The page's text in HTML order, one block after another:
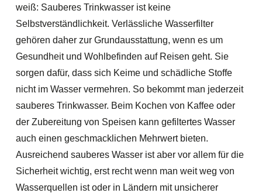
weiß: Sauberes Trinkwasser ist keine
Selbstverständlichkeit. Verlässliche Wasserfilter
gehören daher zur Grundausstattung, wenn es um
Gesundheit und Wohlbefinden auf Reisen geht. Sie
sorgen dafür, dass sich Keime und schädliche Stoffe
nicht im Wasser vermehren. So bekommt man jederzeit
sauberes Trinkwasser. Beim Kochen von Kaffee oder
der Zubereitung von Speisen kann gefiltertes Wasser
auch einen geschmacklichen Mehrwert bieten.
Ausreichend sauberes Wasser ist aber vor allem für die
Sicherheit wichtig, erst recht wenn man weit weg von
Wasserquellen ist oder in Ländern mit unsicherer